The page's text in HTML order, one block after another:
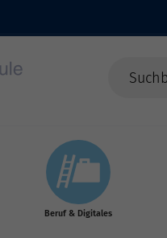
Beruf & Digitales